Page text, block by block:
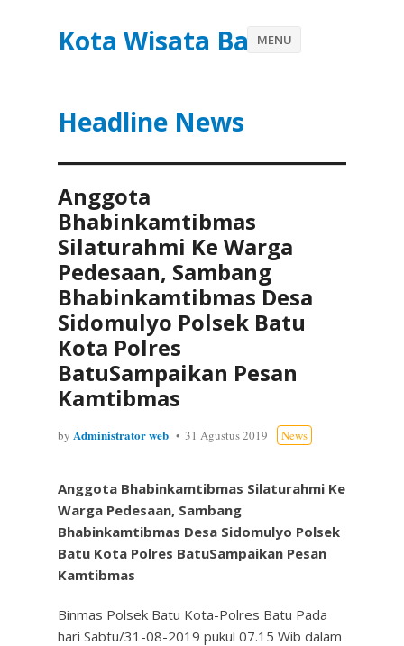
Kota Wisata Batu
Headline News
MENU
Anggota
Bhabinkamtibmas
Silaturahmi Ke Warga
Pedesaan, Sambang
Bhabinkamtibmas Desa
Sidomulyo Polsek Batu
Kota Polres
BatuSampaikan Pesan
Kamtibmas
by Administrator web 31 Agustus 2019 News
Anggota Bhabinkamtibmas Silaturahmi Ke
Warga Pedesaan, Sambang
Bhabinkamtibmas Desa Sidomulyo Polsek
Batu Kota Polres BatuSampaikan Pesan
Kamtibmas
Binmas Polsek Batu Kota-Polres Batu Pada
hari Sabtu/31-08-2019 pukul 07.15 Wib dalam